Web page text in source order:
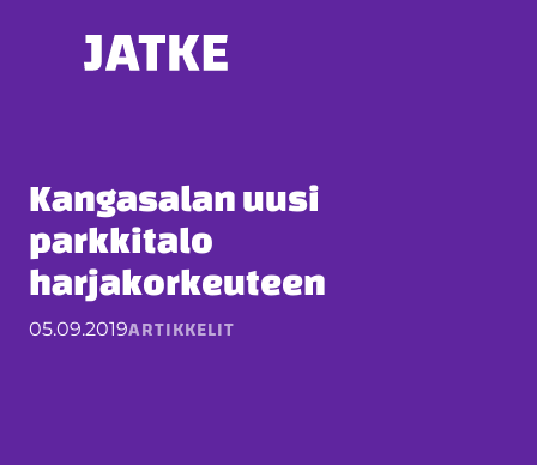
Kangasalan uusi
parkkitalo
harjakorkeuteen
05.09.2019ARTIKKELIT